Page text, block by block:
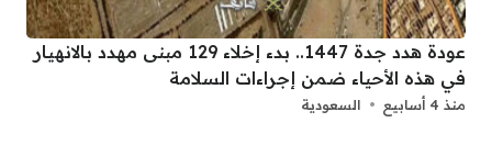
عودة هدد جدة 1447.. بدء إخلاء 129 مبنى مهدد بالانهيار
في هذه الأحياء ضمن إجراءات السلامة
منذ 4 أسابيع السعودية